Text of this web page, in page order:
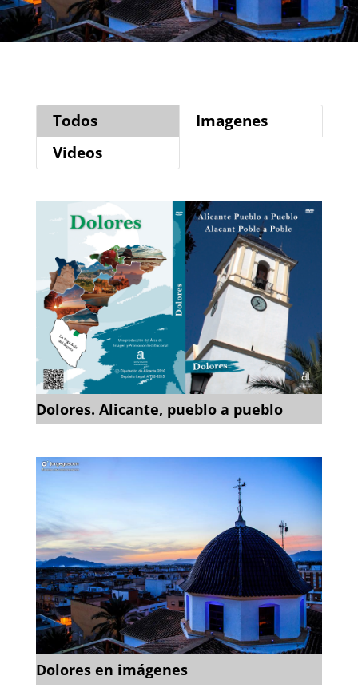
Todos
Imagenes
Videos
Dolores. Alicante, pueblo a pueblo
Dolores en imágenes